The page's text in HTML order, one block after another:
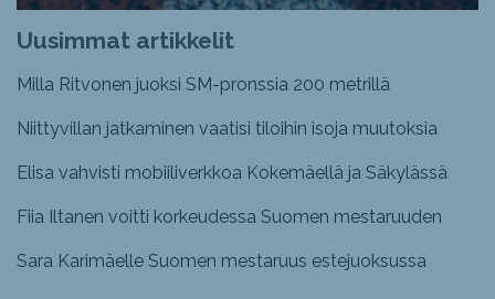
Uusimmat artikkelit
Milla Ritvonen juoksi SM-pronssia 200 metrillä
Niittyvillan jatkaminen vaatisi tiloihin isoja muutoksia
Elisa vahvisti mobiiliverkkoa Kokemäellä ja Säkylässä
Fiia Iltanen voitti korkeudessa Suomen mestaruuden
Sara Karimäelle Suomen mestaruus estejuoksussa